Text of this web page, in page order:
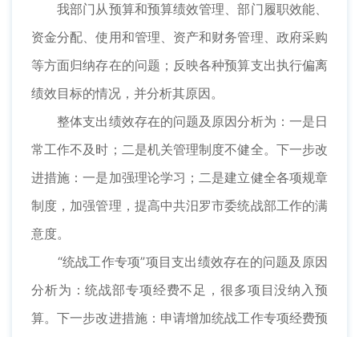
我部门从预算和预算绩效管理、部门履职效能、
资金分配、使用和管理、资产和财务管理、政府采购
等方面归纳存在的问题；反映各种预算支出执行偏离
绩效目标的情况，并分析其原因。
整体支出绩效存在的问题及原因分析为：一是日
常工作不及时；二是机关管理制度不健全。下一步改
进措施：一是加强理论学习；二是建立健全各项规章
制度，加强管理，提高中共汨罗市委统战部工作的满
意度。
“统战工作专项”项目支出绩效存在的问题及原因
分析为：统战部专项经费不足，很多项目没纳入预
算。下一步改进措施：申请增加统战工作专项经费预